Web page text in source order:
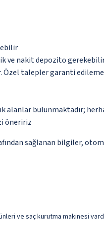
ve nakit depozito
Özel talepler garanti
bulunmaktadır;
öneririz
sağlanan bilgiler,
ve saç kurutma makinesi